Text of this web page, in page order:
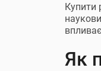
Купити
Як